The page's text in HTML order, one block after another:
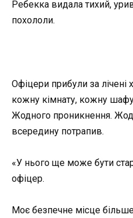
Ребекка видала тихий,
похололи.
Офіцери прибули за
кожну кімнату, кожну
Жодного проникнення.
всередину потрапив.
«У нього ще може бути
офіцер.
Моє безпечне місце